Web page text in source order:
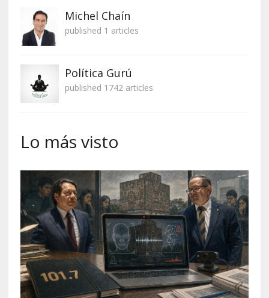
Michel Chaín
published 1 articles
Política Gurú
published 1742 articles
Lo más visto